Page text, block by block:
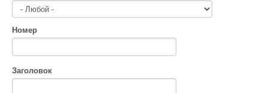
Номер
Заголовок